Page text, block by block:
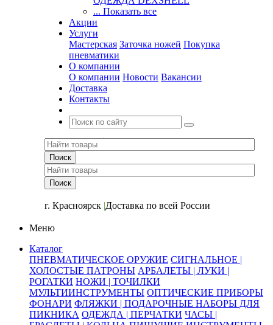
... Показать все
Акции
Услуги
Мастерская Заточка ножей Покупка
пневматики
О компании
О компании Новости Вакансии
Доставка
Контакты
г. Красноярск |Доставка по всей России
Меню
Каталог
ПНЕВМАТИЧЕСКОЕ ОРУЖИЕ СИГНАЛЬНОЕ |
ХОЛОСТЫЕ ПАТРОНЫ АРБАЛЕТЫ | ЛУКИ |
РОГАТКИ НОЖИ | ТОЧИЛКИ
МУЛЬТИИНСТРУМЕНТЫ ОПТИЧЕСКИЕ ПРИБОРЫ
ФОНАРИ ФЛЯЖКИ | ПОДАРОЧНЫЕ НАБОРЫ ДЛЯ
ПИКНИКА ОДЕЖДА | ПЕРЧАТКИ ЧАСЫ |